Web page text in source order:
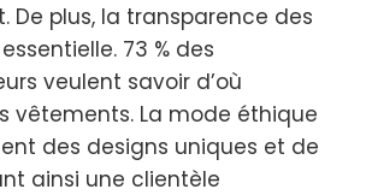
De plus, la transparence des
73 % des
veulent savoir d’où
vêtements. La mode éthique
des designs uniques et de
ainsi une clientèle